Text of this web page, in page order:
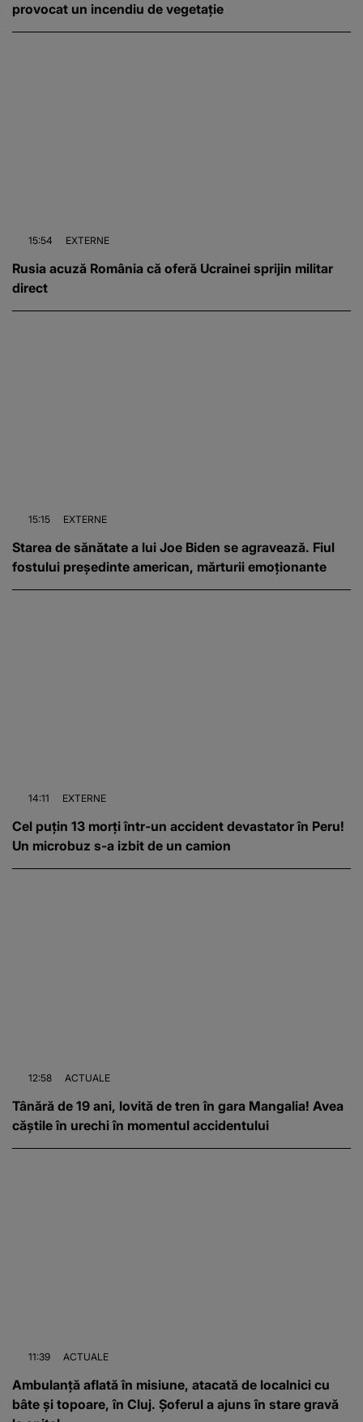
provocat un incendiu de vegetație
15:54 EXTERNE
Rusia acuză România că oferă Ucrainei sprijin militar
direct
15:15 EXTERNE
Starea de sănătate a lui Joe Biden se agravează. Fiul
fostului președinte american, mărturii emoționante
14:11 EXTERNE
Cel puțin 13 morți într-un accident devastator în Peru!
Un microbuz s-a izbit de un camion
12:58 ACTUALE
Tânără de 19 ani, lovită de tren în gara Mangalia! Avea
căștile în urechi în momentul accidentului
11:39 ACTUALE
Ambulanță aflată în misiune, atacată de localnici cu
bâte și topoare, în Cluj. Șoferul a ajuns în stare gravă